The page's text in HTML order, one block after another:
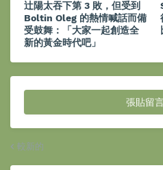
辻陽太吞下第 3 敗，但受到
Boltin Oleg 的熱情喊話而備
受鼓舞：「大家一起創造全
新的黃金時代吧」
張貼留
較新的